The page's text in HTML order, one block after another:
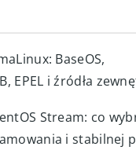
BaseOS,